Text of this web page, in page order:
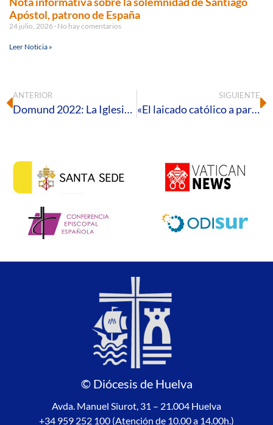
Apóstol, patrono de España
24 julio, 2026 No hay comentarios
Leer Noticia »
ANTERIOR
Domund 2022: La Iglesia celebra la Jornada Mundial de las Misiones con el lema «Seréis mis testigos»
SIGUIENTE
«El laicado católico a partir del Concilio Vaticano II», título de la próxima cita con el Aula Virtual de Formación
© Diócesis de Huelva
Avda. Manuel Siurot, 31 – 21.004 Huelva
+34 959 252 100 (Atención de 10.00 a 14.00h.)